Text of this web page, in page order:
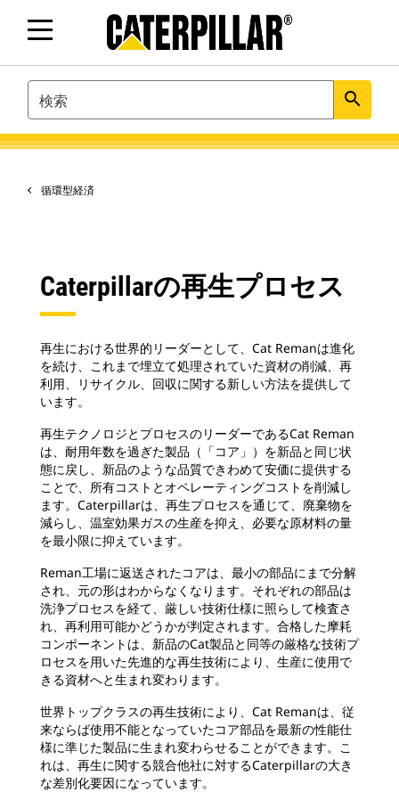
SEARCH search
循環型経済
Caterpillarの再生プロセス
再生における世界的リーダーとして、Cat Remanは進化
を続け、これまで埋立て処理されていた資材の削減、再
利用、リサイクル、回収に関する新しい方法を提供して
います。
再生テクノロジとプロセスのリーダーであるCat Reman
は、耐用年数を過ぎた製品（「コア」）を新品と同じ状
態に戻し、新品のような品質できわめて安価に提供する
ことで、所有コストとオペレーティングコストを削減し
ます。Caterpillarは、再生プロセスを通じて、廃棄物を
減らし、温室効果ガスの生産を抑え、必要な原材料の量
を最小限に抑えています。
Reman工場に返送されたコアは、最小の部品にまで分解
され、元の形はわからなくなります。それぞれの部品は
洗浄プロセスを経て、厳しい技術仕様に照らして検査さ
れ、再利用可能かどうかが判定されます。合格した摩耗
コンポーネントは、新品のCat製品と同等の厳格な技術プ
ロセスを用いた先進的な再生技術により、生産に使用で
きる資材へと生まれ変わります。
世界トップクラスの再生技術により、Cat Remanは、従
来ならば使用不能となっていたコア部品を最新の性能仕
様に準じた製品に生まれ変わらせることができます。こ
れは、再生に関する競合他社に対するCaterpillarの大き
な差別化要因になっています。